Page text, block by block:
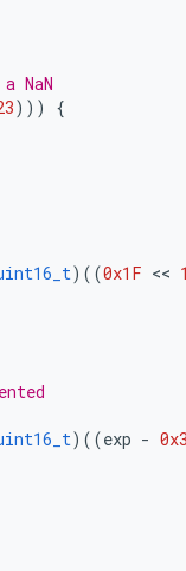
NaN
)))
{
)((0x1F <<
)((exp -